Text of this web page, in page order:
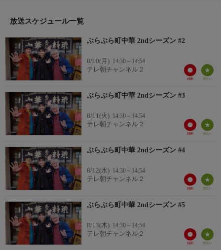
【町中華探検隊】北尾トロ、下関マグロ、鈴木貴子（鈴木アカ
放送スケジュール一覧
ぶらぶら町中華 2ndシーズン #2
8/10(月) 14:30～14:54
テレ朝チャンネル２
ぶらぶら町中華 2ndシーズン #3
8/11(火) 14:30～14:54
テレ朝チャンネル２
ぶらぶら町中華 2ndシーズン #4
8/12(水) 14:30～14:54
テレ朝チャンネル２
ぶらぶら町中華 2ndシーズン #5
8/13(木) 14:30～14:54
テレ朝チャンネル２